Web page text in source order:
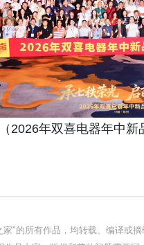
（2026年双喜电器年中
家"的所有作品，均转载、编译或